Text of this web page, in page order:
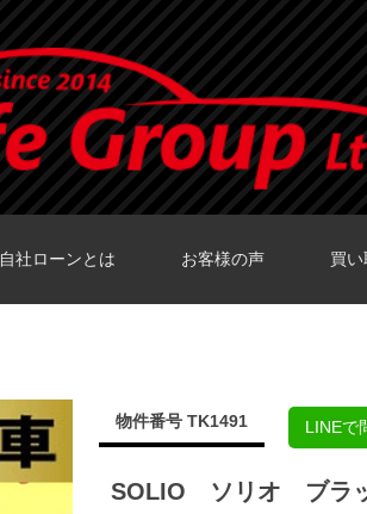
自社ローンとは お客様の声 買
物件番号 TK1491 LINEで
SOLIO ソリオ ブラッ